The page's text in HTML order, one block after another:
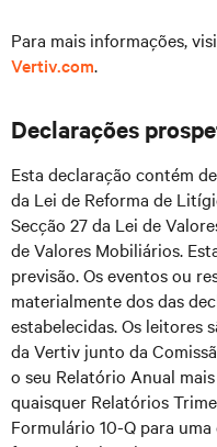
Para mais informações,
Vertiv.com.
Declarações
Esta declaração contém
da Lei de Reforma de
Secção 27 da Lei de
de Valores Mobiliários.
previsão. Os eventos ou
materialmente dos das
estabelecidas. Os leitores
da Vertiv junto da
o seu Relatório Anual
quaisquer Relatórios
Formulário 10-Q para